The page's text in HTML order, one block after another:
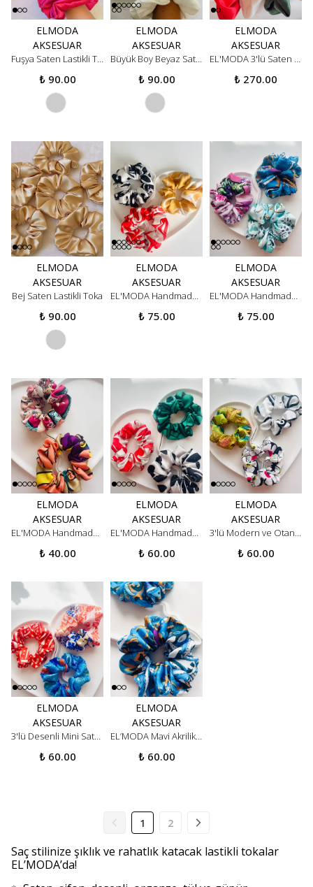
ELMODA
AKSESUAR
Fuşya Saten Lastikli Toka
₺ 90.00
ELMODA
AKSESUAR
Büyük Boy Beyaz Saten Lastikli Toka
₺ 90.00
ELMODA
AKSESUAR
EL'MODA 3'lü Saten Simit Toka
₺ 270.00
ELMODA
AKSESUAR
Bej Saten Lastikli Toka
₺ 90.00
ELMODA
AKSESUAR
EL'MODA Handmade Kadın 3'lü Mini Saten Scrunchie Toka Seti - Kontrast Renkli Soyut Desenli Lüks Saç Tokası
₺ 75.00
ELMODA
AKSESUAR
EL'MODA Handmade Kadın 3'lü Mini Saten Scrunchie Toka Seti - Renkli Bohem Desenli Lüks Saç Tokası
₺ 75.00
ELMODA
AKSESUAR
EL'MODA Handmade 2'li Çok Renkli Desenli Toka Seti - Küçük Boy Lastikli Saç Tokası
₺ 40.00
ELMODA
AKSESUAR
EL'MODA Handmade 3'lü Desenli Saten Toka Seti - Kırmızı, Yeşil, Siyah Beyaz Küçük Boy Lastikli Saç Tokası
₺ 60.00
ELMODA
AKSESUAR
3'lü Modern ve Otantik Desenli Mini Saten Scrunchie Toka Seti
₺ 60.00
ELMODA
AKSESUAR
3'lü Desenli Mini Saten Scrunchie Toka Seti - Canlı Yaz Renkleri
₺ 60.00
ELMODA
AKSESUAR
EL’MODA Mavi Akrilik Desenli Saten Dokulu Lastikli Saç Tokası - Scrunchie
₺ 60.00
1 2
Saç stilinize şıklık ve rahatlık katacak lastikli tokalar
EL’MODA’da!